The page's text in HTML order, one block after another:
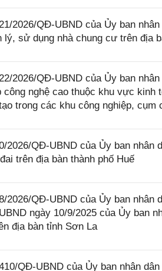
2026/QĐ-UBND của Ủy ban
lý, sử dụng nhà chung cư trên địa
2026/QĐ-UBND của Ủy ban
công nghệ cao thuộc khu vực
trong các khu công nghiệp,
2026/QĐ-UBND của Ủy ban nhân
trên địa bàn thành phố Huế
2026/QĐ-UBND của Ủy ban
ngày 10/9/2025 của Ủy ban
địa bàn tỉnh Sơn La
QĐ-UBND của Ủy ban nhân